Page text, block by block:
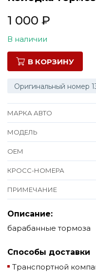
1 000 ₽
В наличии
В КОРЗИНУ
Оригинальный номер
МАРКА АВТО
МОДЕЛЬ
ОЕМ
КРОСС-НОМЕРА
ПРИМЕЧАНИЕ
Описание:
барабанные тормоза
Способы доставки
Транспортной